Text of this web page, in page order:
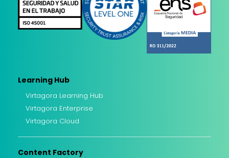
Learning Hub
Virtagora Learning Hub
Virtagora Enterprise
Virtagora Cloud
Content Factory